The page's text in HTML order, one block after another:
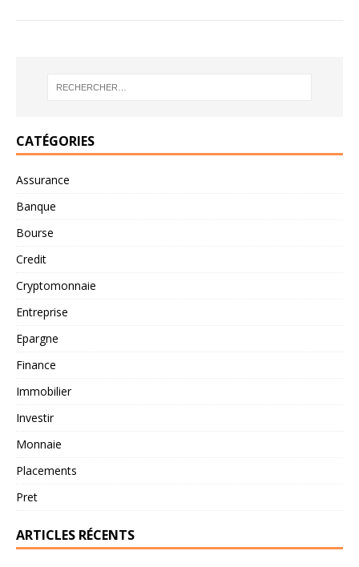
CATÉGORIES
Assurance
Banque
Bourse
Credit
Cryptomonnaie
Entreprise
Epargne
Finance
Immobilier
Investir
Monnaie
Placements
Pret
ARTICLES RÉCENTS